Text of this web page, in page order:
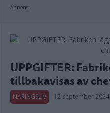
Annons:
UPPGIFTER:
tillbakavisas av
NÄRINGSLIV 12 september